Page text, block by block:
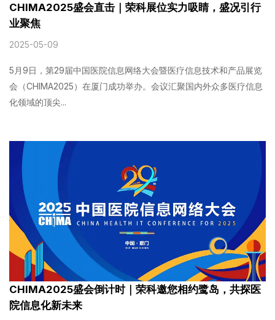
CHIMA2025盛会直击｜荣科展位实力吸睛，盛况引行
业聚焦
2025-05-09
5月9日，第29届中国医院信息网络大会暨医疗信息技术和产品展览
会（CHIMA2025）在厦门成功举办。会议汇聚国内外众多医疗信息
化领域的顶尖...
CHIMA2025盛会倒计时｜荣科邀您相约鹭岛，共探医
院信息化新未来